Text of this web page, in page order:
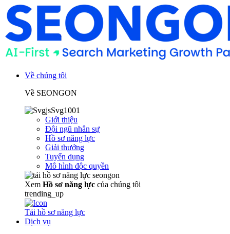
Về chúng tôi
Về SEONGON
Giới thiệu
Đội ngũ nhân sự
Hồ sơ năng lực
Giải thưởng
Tuyển dụng
Mô hình độc quyền
Xem Hồ sơ năng lực của chúng tôi
trending_up
Tải hồ sơ năng lực
Dịch vụ